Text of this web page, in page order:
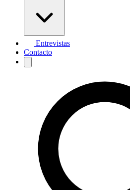
Entrevistas
Contacto